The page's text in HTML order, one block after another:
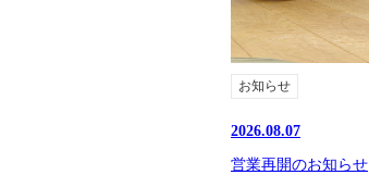
お知らせ
2026.08.07
営業再開のお知らせ